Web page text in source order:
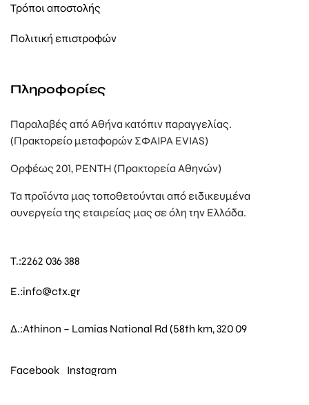
Τρόποι αποστολής
Πολιτική επιστροφών
Πληροφορίες
Παραλαβές από Αθήνα κατόπιν παραγγελίας.
(Πρακτορείο μεταφορών ΣΦΑΙΡΑ EVIAS)
Ορφέως 201, ΡΕΝΤΗ (Πρακτορεία Αθηνών)
Τα προϊόντα μας τοποθετούνται από ειδικευμένα
συνεργεία της εταιρείας μας σε όλη την Ελλάδα.
T.:2262 036 388
E.:info@ctx.gr
Δ.:Athinon – Lamias National Rd (58th km, 320 09
Facebook Instagram